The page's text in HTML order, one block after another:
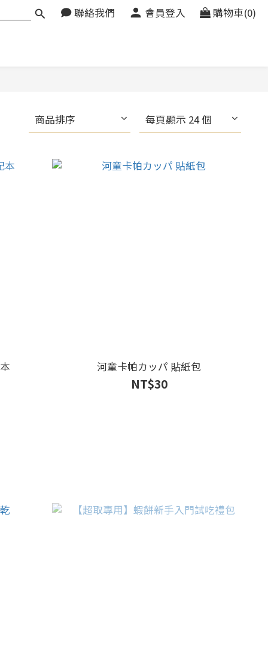
聯絡我們 會員登入 購物車(0)
商品排序 每頁顯示 24 個
河童卡帕カッパ 貼紙包
NT$30